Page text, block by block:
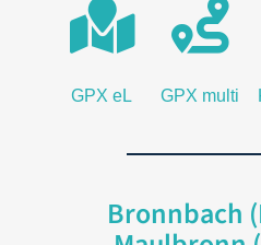
GPX eL GPX multi
Bronnbach